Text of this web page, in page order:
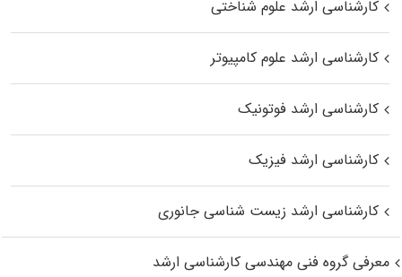
کارشناسی ارشد علوم شناختی
کارشناسی ارشد علوم کامپیوتر
کارشناسی ارشد فوتونیک
کارشناسی ارشد فیزیک
کارشناسی ارشد زیست‌ شناسی جانوری
معرفی گروه فنی مهندسی کارشناسی ارشد